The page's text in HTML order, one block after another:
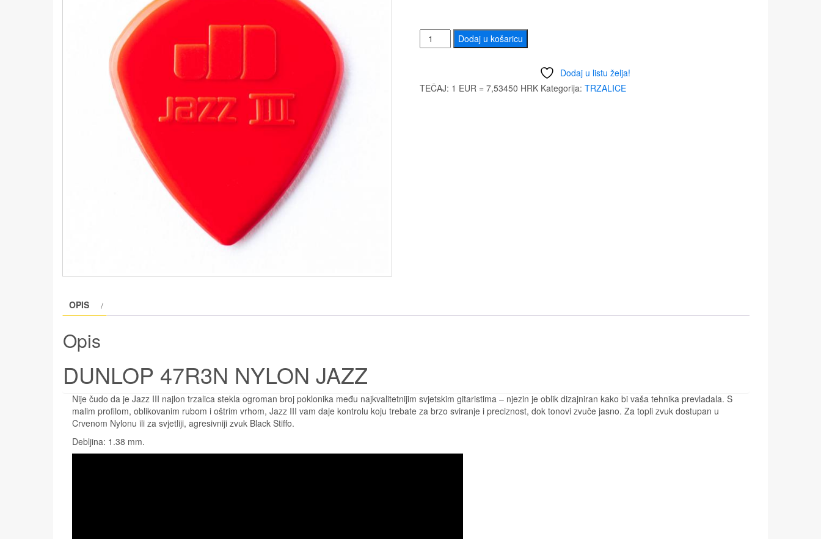
DUNLOP
47R3N
JAZZ
Dodaj u košaricu
Dodaj u listu želja!
TEČAJ: 1 EUR = 7,53450 HRK Kategorija: TRZALICE
OPIS
Opis
DUNLOP 47R3N NYLON JAZZ
Nije čudo da je Jazz III najlon trzalica stekla ogroman broj poklonika među najkvalitetnijim svjetskim gitaristima – njezin je oblik dizajniran kako bi vaša tehnika prevladala. S
malim profilom, oblikovanim rubom i oštrim vrhom, Jazz III vam daje kontrolu koju trebate za brzo sviranje i preciznost, dok tonovi zvuče jasno. Za topli zvuk dostupan u
Crvenom Nylonu ili za svjetliji, agresivniji zvuk Black Stiffo.
Debljina: 1.38 mm.